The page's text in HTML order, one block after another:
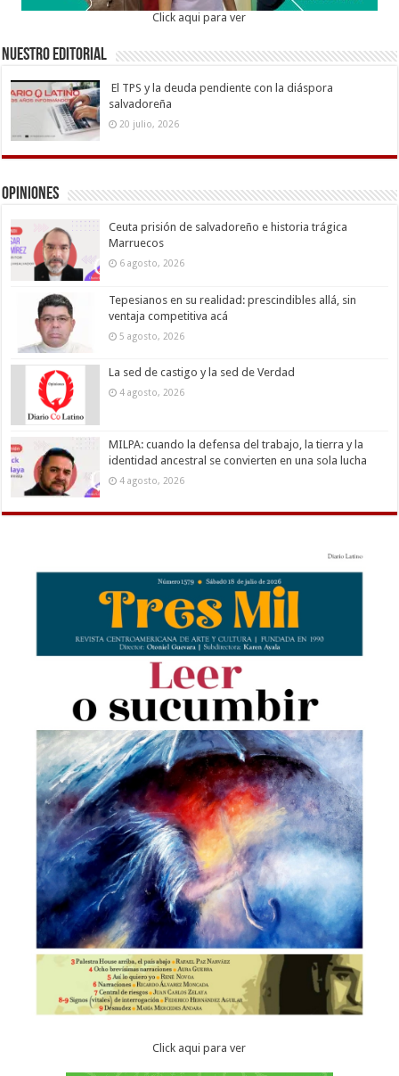
Click aqui para ver
Nuestro Editorial
El TPS y la deuda pendiente con la diáspora
salvadoreña
20 julio, 2026
Opiniones
Ceuta prisión de salvadoreño e historia trágica
Marruecos
6 agosto, 2026
Tepesianos en su realidad: prescindibles allá, sin
ventaja competitiva acá
5 agosto, 2026
La sed de castigo y la sed de Verdad
4 agosto, 2026
MILPA: cuando la defensa del trabajo, la tierra y la
identidad ancestral se convierten en una sola lucha
4 agosto, 2026
Click aqui para ver